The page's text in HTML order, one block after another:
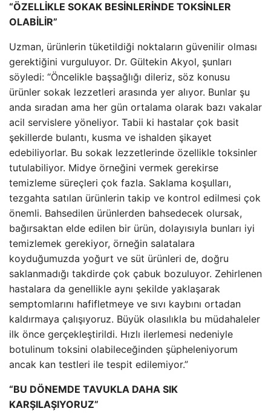
“ÖZELLİKLE SOKAK BESİNLERİNDE TOKSİNLER
OLABİLİR”
Uzman, ürünlerin tüketildiği noktaların güvenilir olması
gerektiğini vurguluyor. Dr. Gültekin Akyol, şunları
söyledi: “Öncelikle başsağlığı dileriz, söz konusu
ürünler sokak lezzetleri arasında yer alıyor. Bunlar şu
anda sıradan ama her gün ortalama olarak bazı vakalar
acil servislere yöneliyor. Tabii ki hastalar çok basit
şekillerde bulantı, kusma ve ishalden şikayet
edebiliyorlar. Bu sokak lezzetlerinde özellikle toksinler
tutulabiliyor. Midye örneğini vermek gerekirse
temizleme süreçleri çok fazla. Saklama koşulları,
tezgahta satılan ürünlerin takip ve kontrol edilmesi çok
önemli. Bahsedilen ürünlerden bahsedecek olursak,
bağırsaktan elde edilen bir ürün, dolayısıyla bunları iyi
temizlemek gerekiyor, örneğin salatalara
koyduğumuzda yoğurt ve süt ürünleri de, doğru
saklanmadığı takdirde çok çabuk bozuluyor. Zehirlenen
hastalara da genellikle aynı şekilde yaklaşarak
semptomlarını hafifletmeye ve sıvı kaybını ortadan
kaldırmaya çalışıyoruz. Büyük olasılıkla bu müdahaleler
ilk önce gerçekleştirildi. Hızlı ilerlemesi nedeniyle
botulinum toksini olabileceğinden şüpheleniyorum
ancak kan testleri ile tespit edilemiyor.”
“BU DÖNEMDE TAVUKLA DAHA SIK
KARŞILAŞIYORUZ”